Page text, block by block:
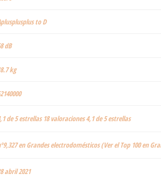
to D
dB
kg
de 5 estrellas 18 valoraciones 4,1 de 5 estrellas
en Grandes electrodomésticos (Ver el Top 100 en
abril 2021